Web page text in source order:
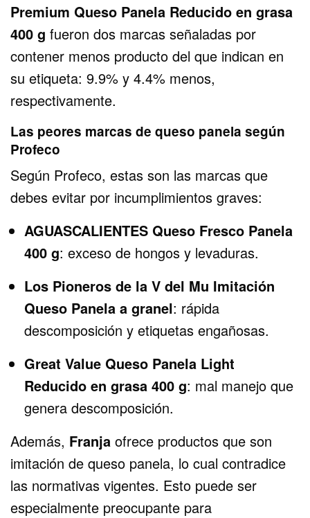
Premium Queso Panela Reducido en grasa
400 g fueron dos marcas señaladas por
contener menos producto del que indican en
su etiqueta: 9.9% y 4.4% menos,
respectivamente.
Las peores marcas de queso panela según
Profeco
Según Profeco, estas son las marcas que
debes evitar por incumplimientos graves:
AGUASCALIENTES Queso Fresco Panela
400 g: exceso de hongos y levaduras.
Los Pioneros de la V del Mu Imitación
Queso Panela a granel: rápida
descomposición y etiquetas engañosas.
Great Value Queso Panela Light
Reducido en grasa 400 g: mal manejo que
genera descomposición.
Además, Franja ofrece productos que son
imitación de queso panela, lo cual contradice
las normativas vigentes. Esto puede ser
especialmente preocupante para